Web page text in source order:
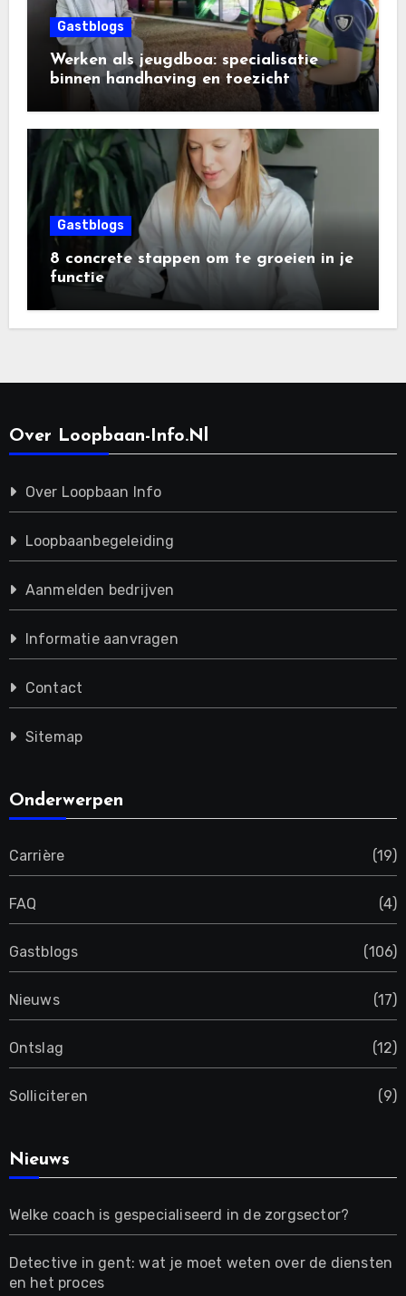
Gastblogs
Werken als jeugdboa: specialisatie
binnen handhaving en toezicht
Gastblogs
8 concrete stappen om te groeien in je
functie
Over Loopbaan-Info.nl
Over Loopbaan Info
Loopbaanbegeleiding
Aanmelden bedrijven
Informatie aanvragen
Contact
Sitemap
Onderwerpen
Carrière (19)
FAQ (4)
Gastblogs (106)
Nieuws (17)
Ontslag (12)
Solliciteren (9)
Nieuws
Welke coach is gespecialiseerd in de zorgsector?
Detective in gent: wat je moet weten over de diensten
en het proces